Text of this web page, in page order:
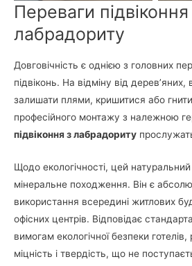
Переваги підвіконня
лабрадориту
Довговічність є однією з головних
підвіконь. На відміну від
залишати плями, кришитися або
професійного монтажу з належною
підвіконня з лабрадориту
Щодо екологічності, цей
мінеральне походження. Він є
використання всередині житлових
офісних центрів. Відповідає
вимогам екологічної безпеки
міцність і твердість, що не